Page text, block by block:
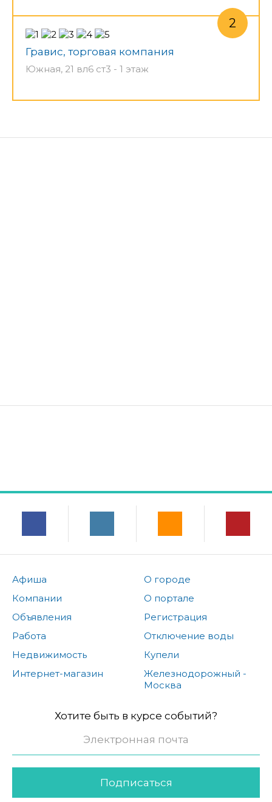
Гравис, торговая компания
Южная, 21 вл6 ст3 - 1 этаж
Афиша
Компании
Объявления
Работа
Недвижимость
Интернет-магазин
О городе
О портале
Регистрация
Отключение воды
Купели
Железнодорожный -
Москва
Хотите быть в курсе событий?
Подписаться